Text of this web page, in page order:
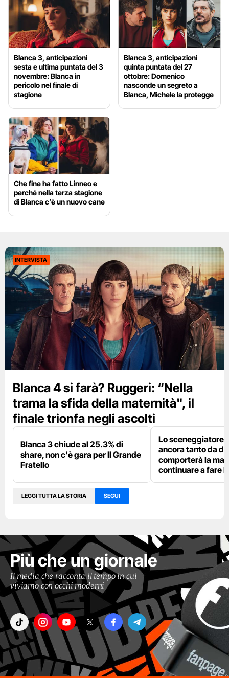
Blanca 3, anticipazioni
sesta e ultima puntata del 3
novembre: Blanca in
pericolo nel finale di
stagione
Blanca 3, anticipazioni
quinta puntata del 27
ottobre: Domenico
nasconde un segreto a
Blanca, Michele la protegge
Che fine ha fatto Linneo e
perché nella terza stagione
di Blanca c’è un nuovo cane
INTERVISTA
Blanca 4 si farà? Ruggeri: “Nella
trama la sfida della maternità", il
finale trionfa negli ascolti
Blanca 3 chiude al 25.3% di
share, non c'è gara per Il Grande
Fratello
Lo sceneggiatore:
ancora tanto da
comporterà la
continuare a fare
LEGGI TUTTA LA STORIA SEGUI
Più che un giornale
Il media che racconta il tempo in cui
viviamo con occhi moderni